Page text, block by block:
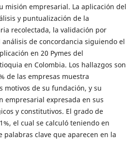
misión empresarial. La aplicación del
y puntualización de la
recolectada, la validación por
de concordancia siguiendo el
en 20 Pymes del
en Colombia. Los hallazgos son
de las empresas muestra
motivos de su fundación, y su
empresarial expresada en sus
y constitutivos. El grado de
el cual se calculó teniendo en
palabras clave que aparecen en la